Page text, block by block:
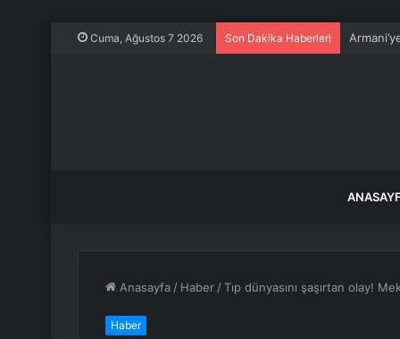
Cuma, Ağustos 7 2026 Son Dakika Haberleri
Anasayfa / Haber /Tıp dünyasını şaşırtan olay!
Haber